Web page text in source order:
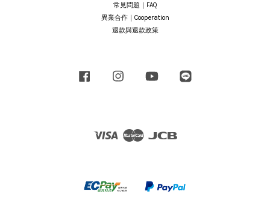
常見問題｜FAQ
異業合作｜Cooperation
退款與退款政策
Facebook Instagram YouTube
Visa Master